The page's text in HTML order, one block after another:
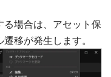
場合は、アセット保
移が発生します。